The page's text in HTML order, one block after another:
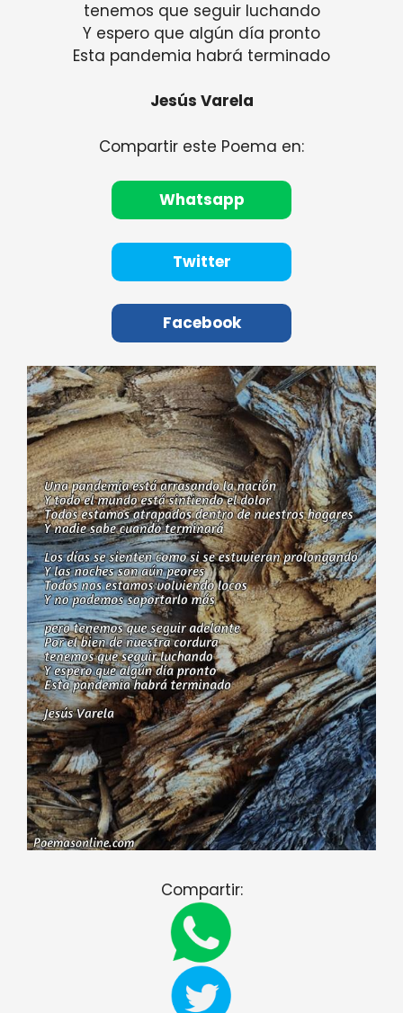
tenemos que seguir luchando
Y espero que algún día pronto
Esta pandemia habrá terminado
Jesús Varela
Compartir este Poema en:
Whatsapp
Twitter
Facebook
Compartir: